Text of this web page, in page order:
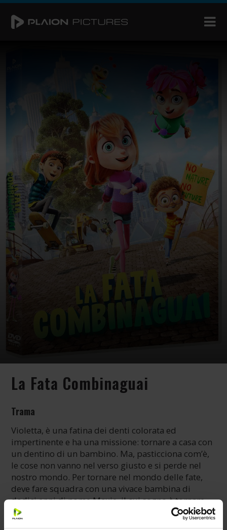
La Fata Combinaguai
Trama
Violetta, è una fatina dei denti colorata ed
impertinente e ha una missione: tornare a casa con
un dentino di un bambino. Ma, pasticciona com’è,
le cose non vanno nel verso giusto e si perde nel
nostro mondo. Per tornare nel mondo delle fate,
deve fare squadra con una vivace bambina di
dodici anni di nome Maxie, il cui sogno è tornare
nella casa di campagna della nonna. Insieme
partono per una magica avventura che mostrerà ad